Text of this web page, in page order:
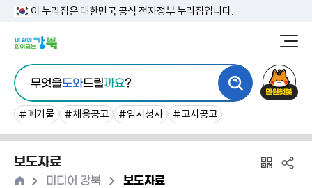
이 누리집은 대한민국 공식 전자정부 누리집입니다.
청
통
합
검
색
무엇을도와드릴까요?
#폐기물 #채용공고 #임시청사 #고시공고
원
보도자료
홈 >미디어 강북 >보도자료